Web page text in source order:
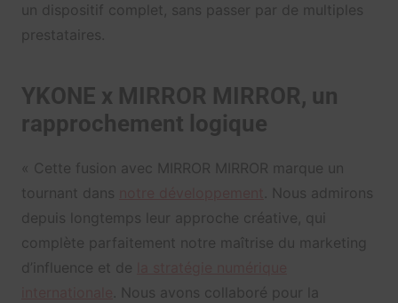
un dispositif complet, sans passer par de multiples
prestataires.
YKONE x MIRROR MIRROR, un
rapprochement logique
« Cette fusion avec MIRROR MIRROR marque un
tournant dans
. Nous admirons
depuis longtemps leur approche créative, qui
complète parfaitement notre maîtrise du marketing
d’influence et de
. Nous avons collaboré pour la